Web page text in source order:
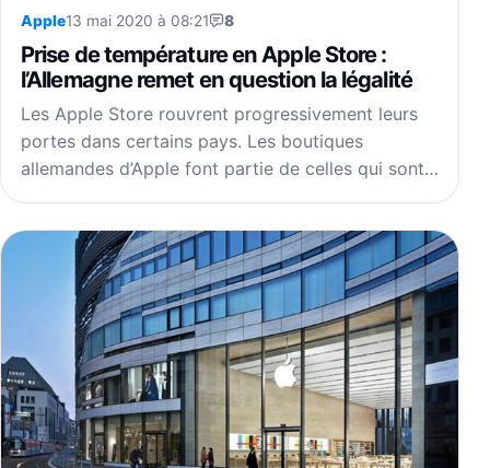
Apple13 mai 2020 à 08:21 8
Prise de température en Apple Store :
l’Allemagne remet en question la légalité
Les Apple Store rouvrent progressivement leurs
portes dans certains pays. Les boutiques
allemandes d’Apple font partie de celles qui sont…